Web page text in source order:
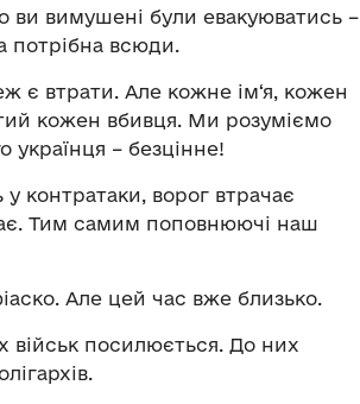
вимушені були евакуюватись –
потрібна всюди.
є втрати. Але кожне ім‘я, кожен
кожен вбивця. Ми розуміємо
українця – безцінне!
контратаки, ворог втрачає
Тим самим поповнюючі наш
Але цей час вже близько.
військ посилюється. До них